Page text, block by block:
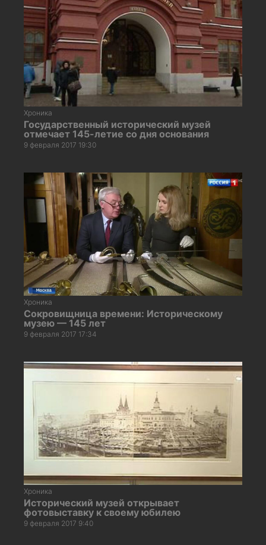
Хроника
Государственный исторический музей
отмечает 145-летие со дня основания
9 февраля 2017 19:30
Хроника
Сокровищница времени: Историческому
музею — 145 лет
9 февраля 2017 17:34
Хроника
Исторический музей открывает
фотовыставку к своему юбилею
9 февраля 2017 9:40